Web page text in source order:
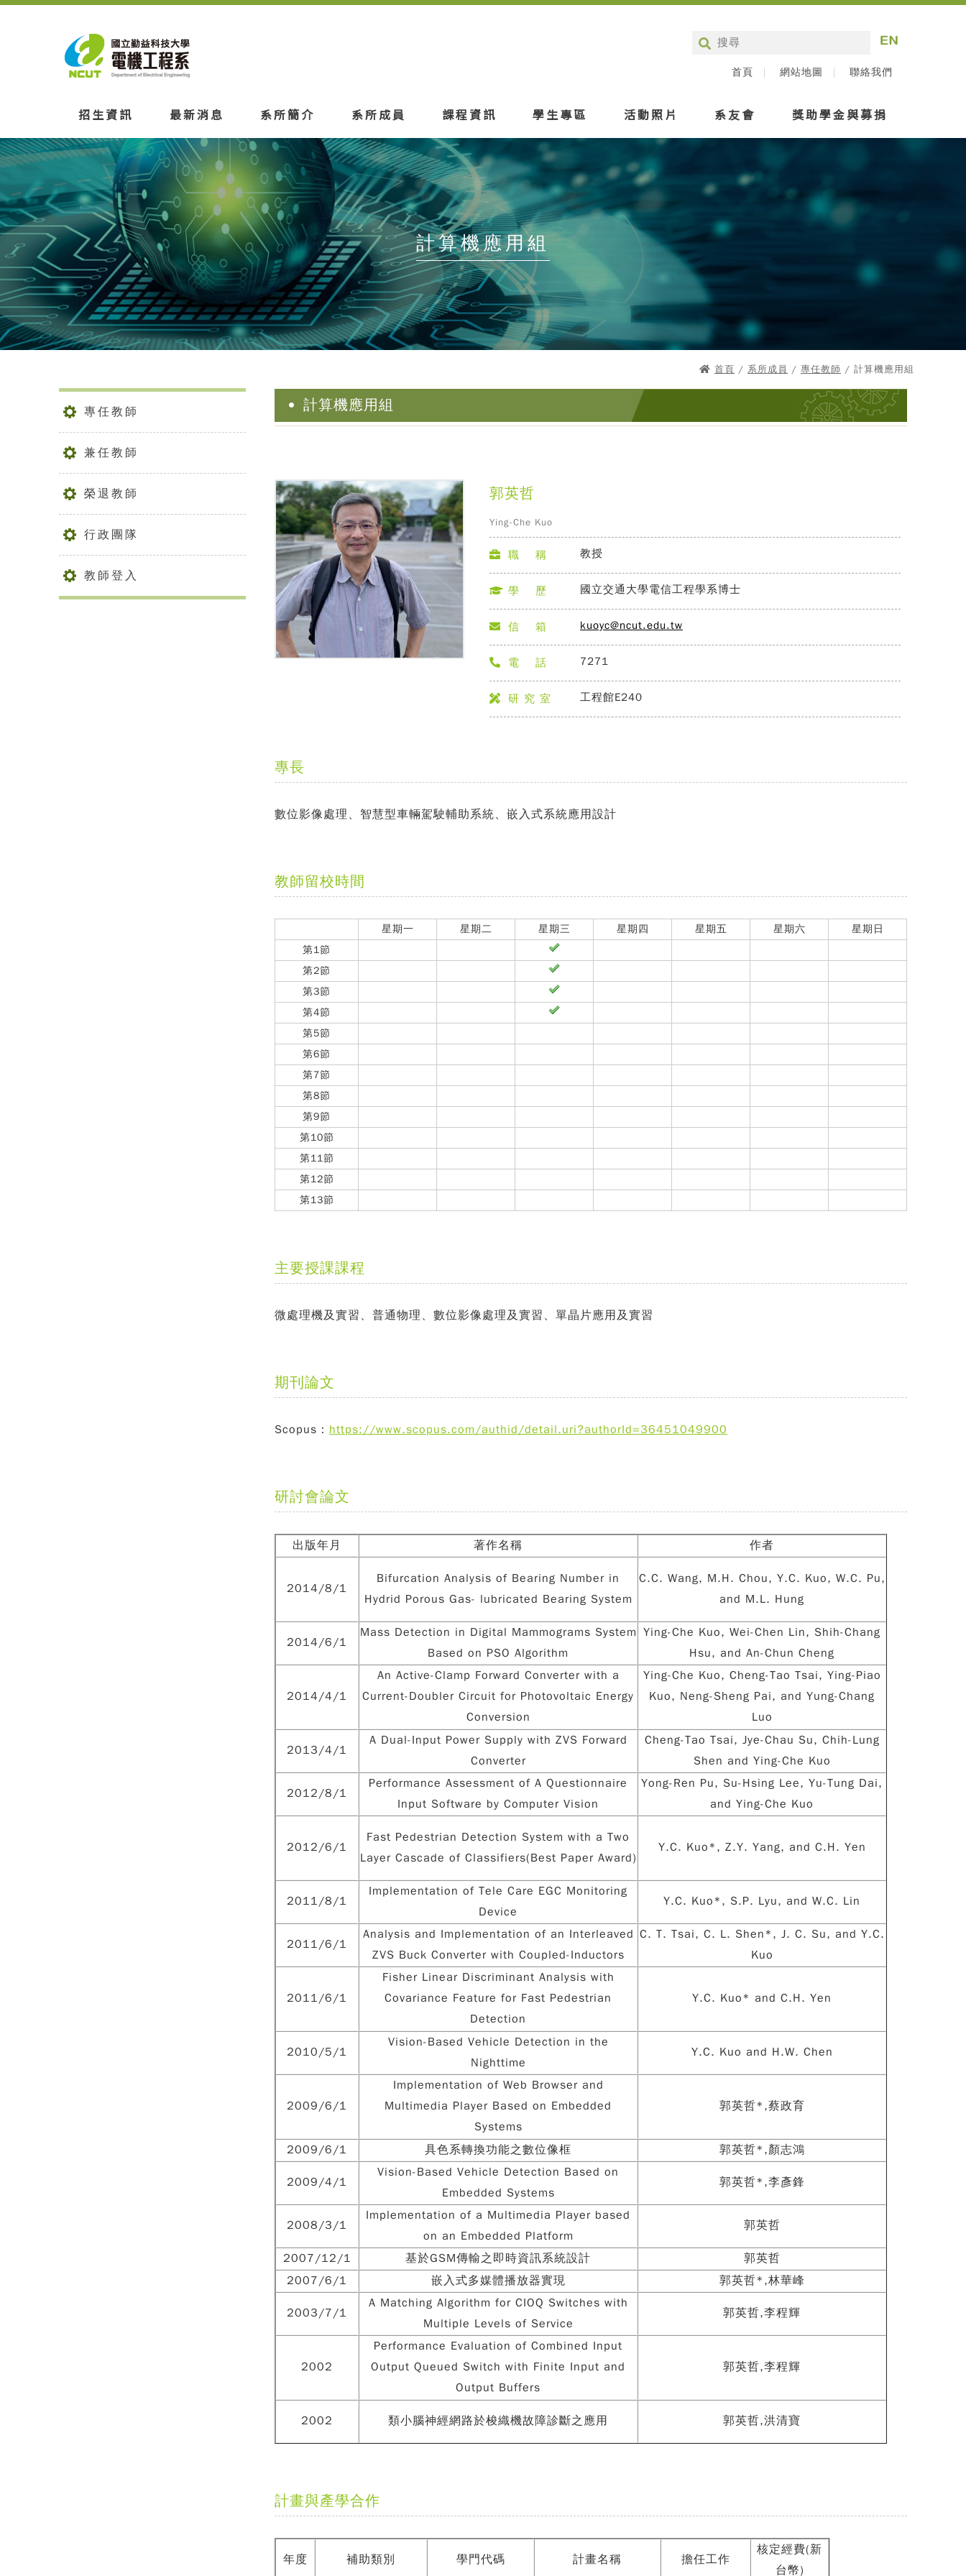
首頁 網站地圖 聯絡我們
招生資訊 最新消息 系所簡介 系所成員 課程資訊 學生專區 活動照片 系友會 獎助學金與募捐
計算機應用組
首頁 / 系所成員 / 專任教師 / 計算機應用組
專任教師
兼任教師
榮退教師
行政團隊
教師登入
計算機應用組
郭英哲
Ying-Che Kuo
職 稱 教授
學 歷 國立交通大學電信工程學系博士
信 箱 kuoyc@ncut.edu.tw
電 話 7271
研 究 室 工程館E240
專長
數位影像處理、智慧型車輛駕駛輔助系統、嵌入式系統應用設計
教師留校時間
星期一 星期二 星期三 星期四 星期五 星期六
星期日
第1節
第2節
第3節
第4節
第5節
第6節
第7節
第8節
第9節
第10節
第11節
第12節
第13節
主要授課課程
微處理機及實習、普通物理、數位影像處理及實習、單晶片應用及實習
期刊論文
Scopus： https://www.scopus.com/authid/detail.uri?authorId=36451049900
研討會論文
出版年月 著作名稱 作者
2014/8/1
Bifurcation Analysis of Bearing Number in
Hydrid Porous Gas- lubricated Bearing System
C.C. Wang, M.H. Chou, Y.C. Kuo, W.C. Pu,
and M.L. Hung
2014/6/1
Mass Detection in Digital Mammograms System
Based on PSO Algorithm
Ying-Che Kuo, Wei-Chen Lin, Shih-Chang
Hsu, and An-Chun Cheng
2014/4/1
An Active-Clamp Forward Converter with a
Current-Doubler Circuit for Photovoltaic Energy
Conversion
Ying-Che Kuo, Cheng-Tao Tsai, Ying-Piao
Kuo, Neng-Sheng Pai, and Yung-Chang
Luo
2013/4/1
A Dual-Input Power Supply with ZVS Forward
Converter
Cheng-Tao Tsai, Jye-Chau Su, Chih-Lung
Shen and Ying-Che Kuo
2012/8/1
Performance Assessment of A Questionnaire
Input Software by Computer Vision
Yong-Ren Pu, Su-Hsing Lee, Yu-Tung Dai,
and Ying-Che Kuo
2012/6/1
Fast Pedestrian Detection System with a Two
Layer Cascade of Classifiers(Best Paper Award)
Y.C. Kuo*, Z.Y. Yang, and C.H. Yen
2011/8/1
Implementation of Tele Care EGC Monitoring
Device
Y.C. Kuo*, S.P. Lyu, and W.C. Lin
2011/6/1
Analysis and Implementation of an Interleaved
ZVS Buck Converter with Coupled-Inductors
C. T. Tsai, C. L. Shen*, J. C. Su, and Y.C.
Kuo
2011/6/1
Fisher Linear Discriminant Analysis with
Covariance Feature for Fast Pedestrian
Detection
Y.C. Kuo* and C.H. Yen
2010/5/1
Vision-Based Vehicle Detection in the
Nighttime
Y.C. Kuo and H.W. Chen
2009/6/1
Implementation of Web Browser and
Multimedia Player Based on Embedded
Systems
郭英哲*,蔡政育
2009/6/1 具色系轉換功能之數位像框 郭英哲*,顏志鴻
2009/4/1
Vision-Based Vehicle Detection Based on
Embedded Systems
郭英哲*,李彥鋒
2008/3/1
Implementation of a Multimedia Player based
on an Embedded Platform
郭英哲
2007/12/1 基於GSM傳輸之即時資訊系統設計
郭英哲
2007/6/1
嵌入式多媒體播放器實現 郭英哲*,林華峰
2003/7/1
A Matching Algorithm for CIOQ Switches with
Multiple Levels of Service
郭英哲,李程輝
2002
Performance Evaluation of Combined Input
Output Queued Switch with Finite Input and
Output Buffers
郭英哲,李程輝
2002 類小腦神經網路於梭織機故障診斷之應用 郭英哲,洪清寶
計畫與產學合作
年度 補助類別 學門代碼 計畫名稱 擔任工作
核定經費(新
台幣)